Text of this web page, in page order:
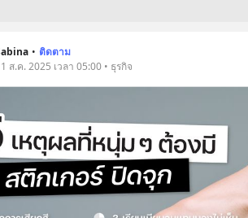
• ติดตาม
ส.ค. 2025 เวลา 05:00 • ธุรกิจ